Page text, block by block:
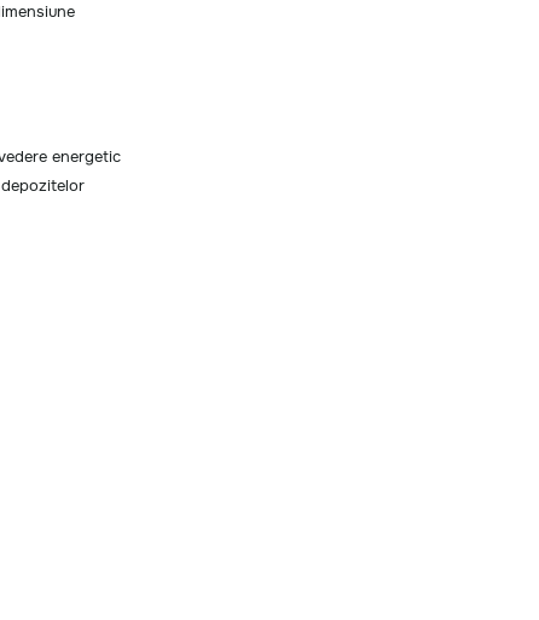
energetic